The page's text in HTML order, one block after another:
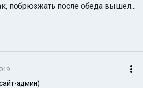
побрюзжать после обеда вышел...
админ)